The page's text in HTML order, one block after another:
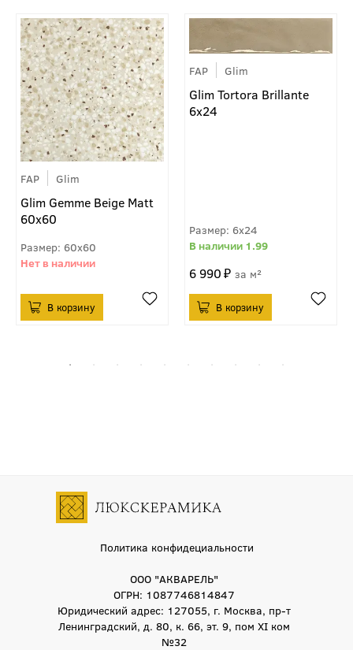
FAP Glim
Glim Gemme Beige Matt
60x60
60x60
FAP Glim
Glim Tortora Brillante
6x24
6x24
1.99
6 990 м²
Политика конфидециальности
ООО "АКВАРЕЛЬ"
ОГРН: 1087746814847
Юридический адрес: 127055, г. Москва, пр-т
Ленинградский, д. 80, к. 66, эт. 9, пом XI ком
№32